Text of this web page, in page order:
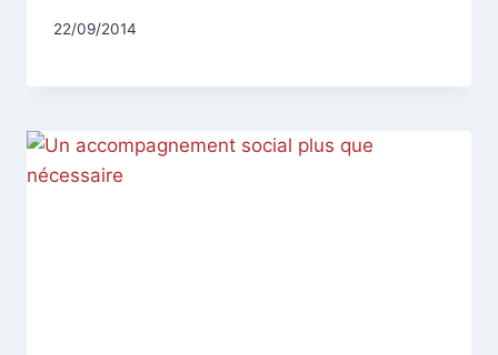
Par
22/09/2014